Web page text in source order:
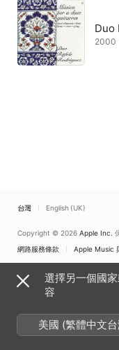
Duo
2000
台灣 English (UK)
Copyright © 2026 Apple Inc.
網路服務條款
Apple Music
選擇另一個國
容
美國 (繁體中文